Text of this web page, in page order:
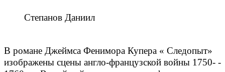
Степанов Даниил
В романе Джеймса Фенимора Купера « Следопыт»
изображены сцены англо-французской войны 1750- -